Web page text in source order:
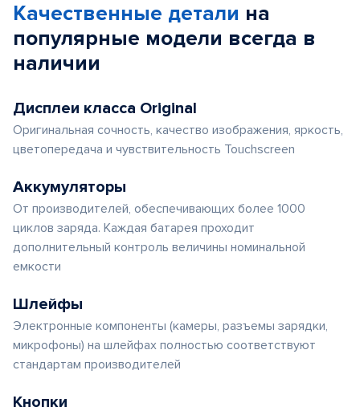
Качественные детали на
популярные модели всегда в
наличии
Дисплеи класса Original
Оригинальная сочность, качество изображения, яркость,
цветопередача и чувствительность Touchscreen
Аккумуляторы
От производителей, обеспечивающих более 1000
циклов заряда. Каждая батарея проходит
дополнительный контроль величины номинальной
емкости
Шлейфы
Электронные компоненты (камеры, разъемы зарядки,
микрофоны) на шлейфах полностью соответствуют
стандартам производителей
Кнопки